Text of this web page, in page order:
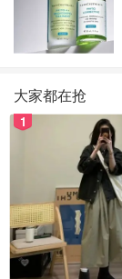
大家都在抢
1